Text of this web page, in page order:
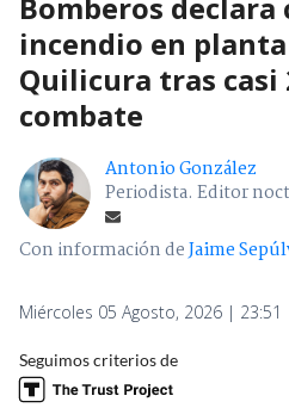
Bomberos
incendio en
Quilicura tras casi
combate
Antonio González
Periodista. Editor
Con información deJaime
Miércoles 05 Agosto, 2026 | 23:51
Seguimos criterios de